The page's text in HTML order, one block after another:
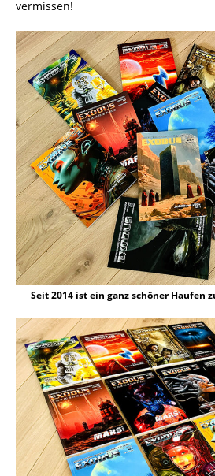
vermissen!
Seit 2014 ist ein ganz schöner Haufen